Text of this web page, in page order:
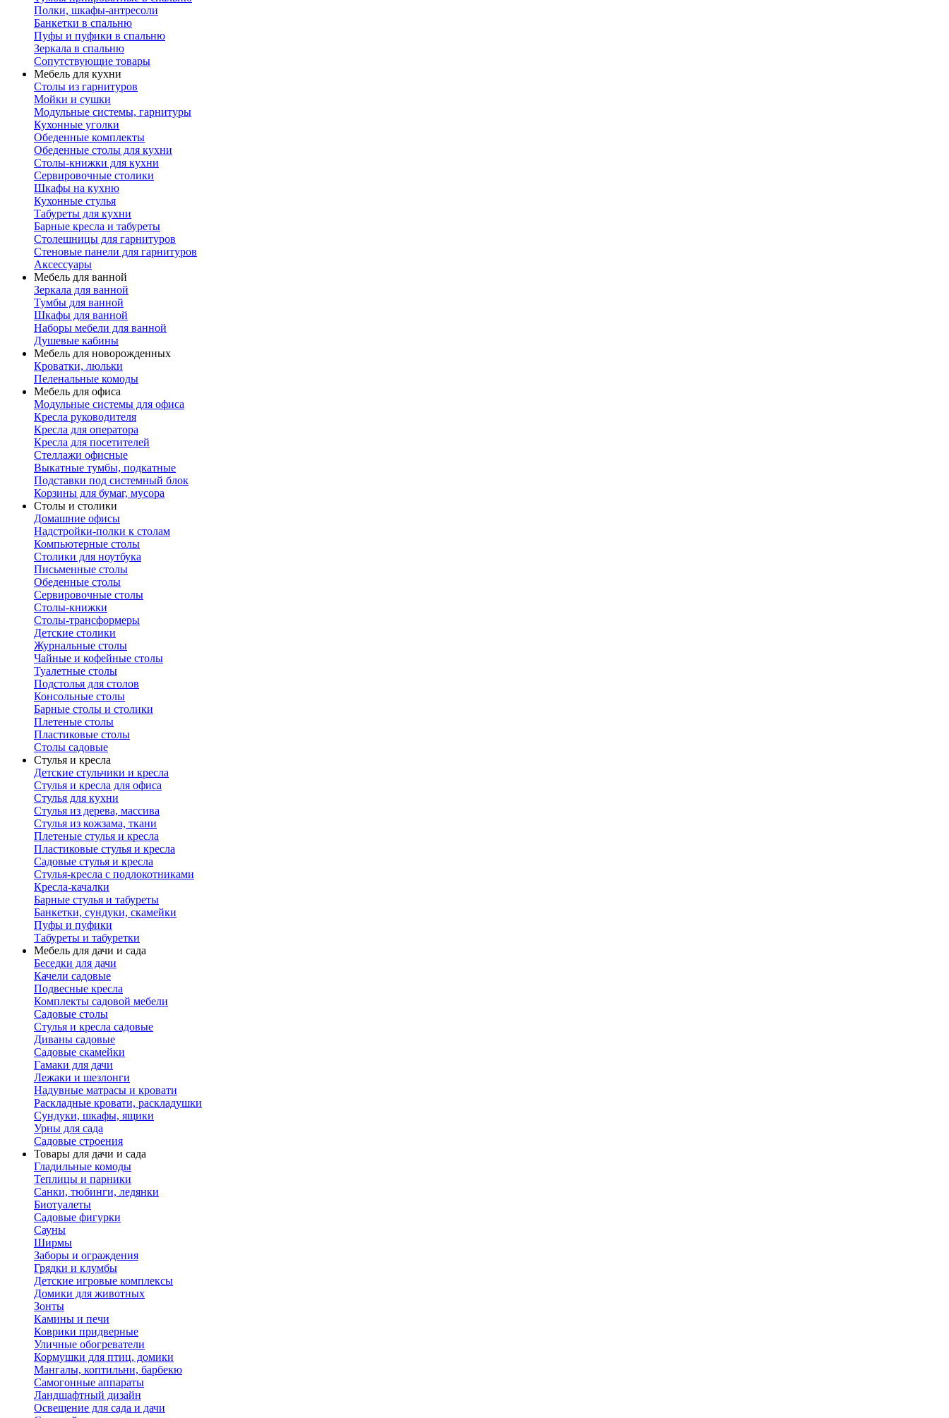
Полки, шкафы-антресоли
Банкетки в спальню
Пуфы и пуфики в спальню
Зеркала в спальню
Сопутствующие товары
Мебель для кухни
Столы из гарнитуров
Мойки и сушки
Модульные системы, гарнитуры
Кухонные уголки
Обеденные комплекты
Обеденные столы для кухни
Столы-книжки для кухни
Сервировочные столики
Шкафы на кухню
Кухонные стулья
Табуреты для кухни
Барные кресла и табуреты
Столешницы для гарнитуров
Стеновые панели для гарнитуров
Аксессуары
Мебель для ванной
Зеркала для ванной
Тумбы для ванной
Шкафы для ванной
Наборы мебели для ванной
Душевые кабины
Мебель для новорожденных
Кроватки, люльки
Пеленальные комоды
Мебель для офиса
Модульные системы для офиса
Кресла руководителя
Кресла для оператора
Кресла для посетителей
Стеллажи офисные
Выкатные тумбы, подкатные
Подставки под системный блок
Корзины для бумаг, мусора
Столы и столики
Домашние офисы
Надстройки-полки к столам
Компьютерные столы
Столики для ноутбука
Письменные столы
Обеденные столы
Сервировочные столы
Столы-книжки
Столы-трансформеры
Детские столики
Журнальные столы
Чайные и кофейные столы
Туалетные столы
Подстолья для столов
Консольные столы
Барные столы и столики
Плетеные столы
Пластиковые столы
Столы садовые
Стулья и кресла
Детские стульчики и кресла
Стулья и кресла для офиса
Стулья для кухни
Стулья из дерева, массива
Стулья из кожзама, ткани
Плетеные стулья и кресла
Пластиковые стулья и кресла
Садовые стулья и кресла
Стулья-кресла с подлокотниками
Кресла-качалки
Барные стулья и табуреты
Банкетки, сундуки, скамейки
Пуфы и пуфики
Табуреты и табуретки
Мебель для дачи и сада
Беседки для дачи
Качели садовые
Подвесные кресла
Комплекты садовой мебели
Садовые столы
Стулья и кресла садовые
Диваны садовые
Садовые скамейки
Гамаки для дачи
Лежаки и шезлонги
Надувные матрасы и кровати
Раскладные кровати, раскладушки
Сундуки, шкафы, ящики
Урны для сада
Садовые строения
Товары для дачи и сада
Гладильные комоды
Теплицы и парники
Санки, тюбинги, ледянки
Биотуалеты
Садовые фигурки
Сауны
Ширмы
Заборы и ограждения
Грядки и клумбы
Детские игровые комплексы
Домики для животных
Зонты
Камины и печи
Коврики придверные
Уличные обогреватели
Кормушки для птиц, домики
Мангалы, коптильни, барбекю
Самогонные аппараты
Ландшафтный дизайн
Освещение для сада и дачи